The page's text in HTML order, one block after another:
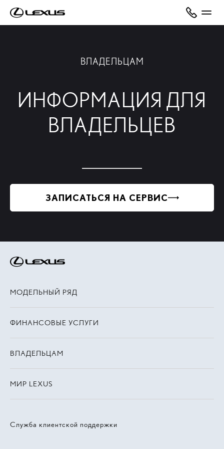
ВЛАДЕЛЬЦАМ
ИНФОРМАЦИЯ ДЛЯ
ВЛАДЕЛЬЦЕВ
ЗАПИСАТЬСЯ НА СЕРВИС
Служба клиентской поддержки
МОДЕЛЬНЫЙ РЯД
ФИНАНСОВЫЕ УСЛУГИ
ВЛАДЕЛЬЦАМ
МИР LEXUS